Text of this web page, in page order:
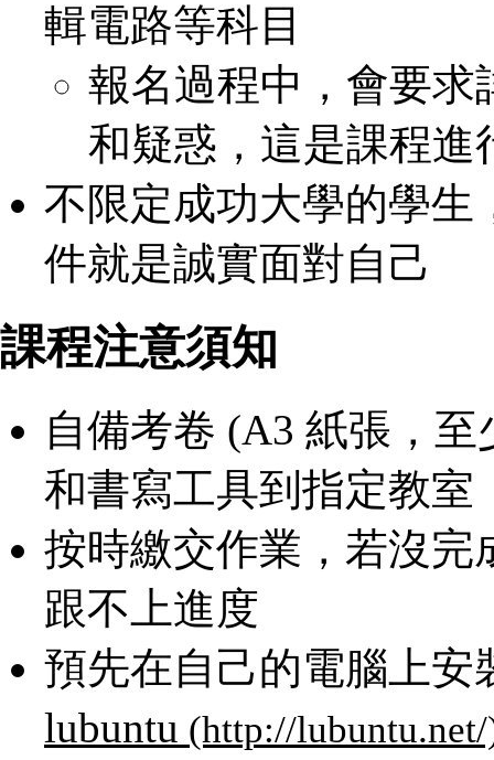
輯電路等科目
報名過程中，會要求
和疑惑，這是課程進
不限定成功大學的學生
件就是誠實面對自己
課程注意須知
自備考卷 (A3 紙張，
和書寫工具到指定教室
按時繳交作業，若沒完
跟不上進度
預先在自己的電腦上安
lubuntu